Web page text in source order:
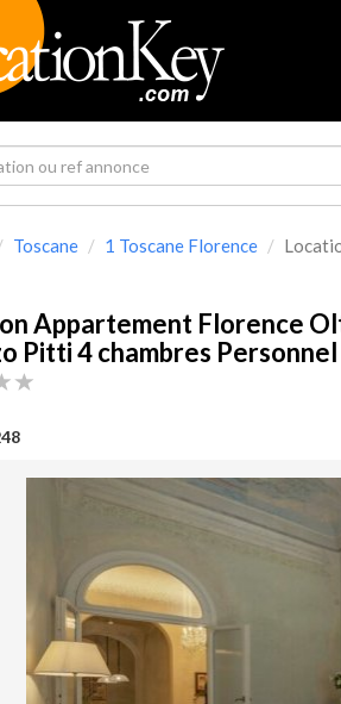
Toscane 1 Toscane Florence
Appartement Florence
Pitti 4 chambres